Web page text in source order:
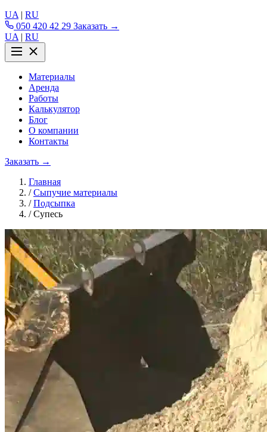
UA | RU
050 420 42 29 Заказать →
UA | RU
Материалы
Аренда
Работы
Калькулятор
Блог
О компании
Контакты
Заказать →
Главная
/ Сыпучие материалы
/ Подсыпка
/ Супесь